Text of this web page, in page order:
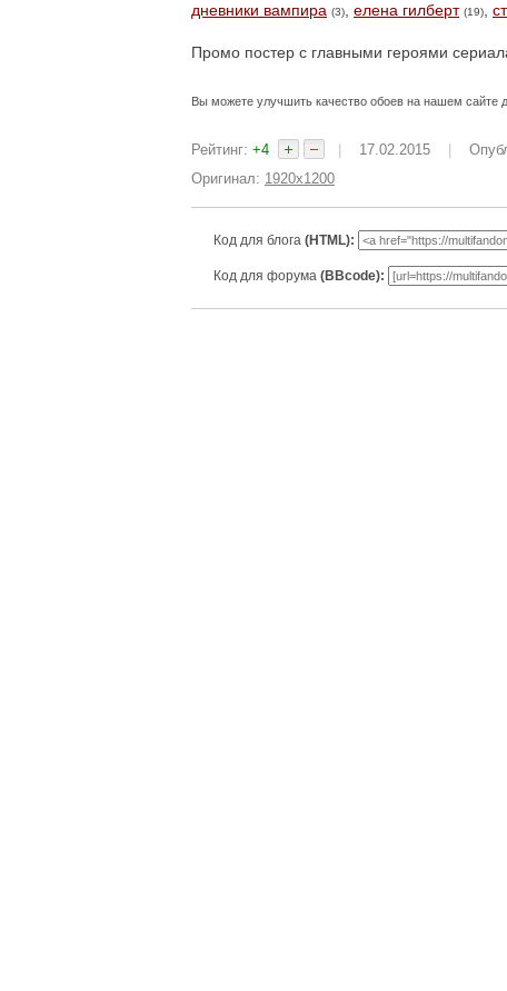
дневники вампира (3) елена гилберт (19)
Промо постер с главными героями
Вы можете улучшить качество обоев на нашем сайте
Рейтинг: +4 17.02.2015
Оригинал: 1920x1200
Код для блога (HTML):
Код для форума (BBcode):